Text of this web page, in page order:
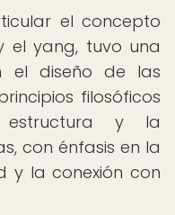
el concepto
el yang, tuvo una
el diseño de las
filosóficos
y la
con énfasis en la
y la conexión con